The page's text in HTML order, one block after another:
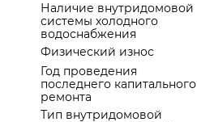
Наличие внутридомовой
системы холодного
водоснабжения
Физический износ
Год проведения
последнего капитального
ремонта
Тип внутридомовой